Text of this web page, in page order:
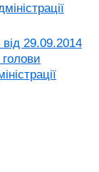
29.09.2014